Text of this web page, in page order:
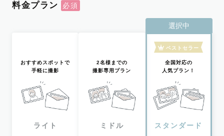
料金プラン
おすすめスポットで
手軽に撮影
ライト
2名様までの
撮影専用プラン
ミドル
選択中
ベストセラー
全国対応の
人気プラン！
スタンダード